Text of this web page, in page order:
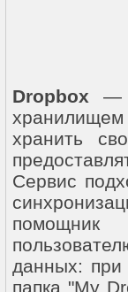
Dropbox —
хранить
Сервис
данных: при
папка "My